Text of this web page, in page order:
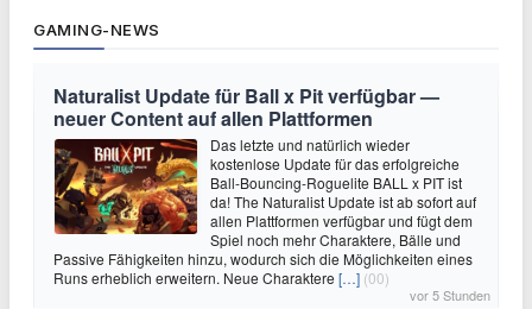
GAMING-NEWS
Naturalist Update für Ball x Pit verfügbar —
neuer Content auf allen Plattformen
Das letzte und natürlich wieder
kostenlose Update für das erfolgreiche
Ball-Bouncing-Roguelite BALL x PIT ist
da! The Naturalist Update ist ab sofort auf
allen Plattformen verfügbar und fügt dem
Spiel noch mehr Charaktere, Bälle und
Passive Fähigkeiten hinzu, wodurch sich die Möglichkeiten eines
Runs erheblich erweitern. Neue Charaktere […] (00)
vor 5 Stunden